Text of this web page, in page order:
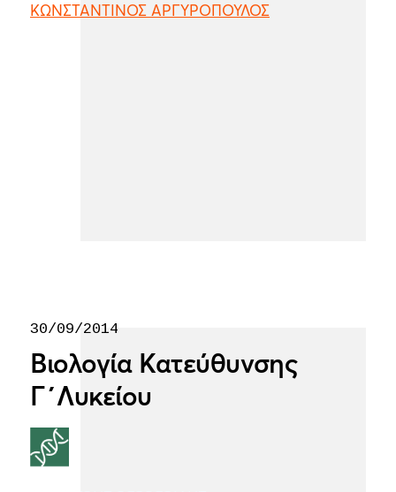
ΚΩΝΣΤΑΝΤΙΝΟΣ ΑΡΓΥΡΟΠΟΥΛΟΣ
30/09/2014
Βιολογία Κατεύθυνσης
Γ΄Λυκείου